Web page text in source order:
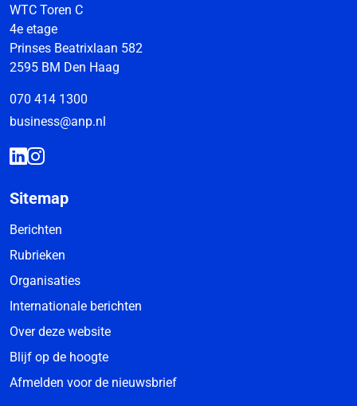
WTC Toren C
4e etage
Prinses Beatrixlaan 582
2595 BM Den Haag
070 414 1300
business@anp.nl
Sitemap
Berichten
Rubrieken
Organisaties
Internationale berichten
Over deze website
Blijf op de hoogte
Afmelden voor de nieuwsbrief